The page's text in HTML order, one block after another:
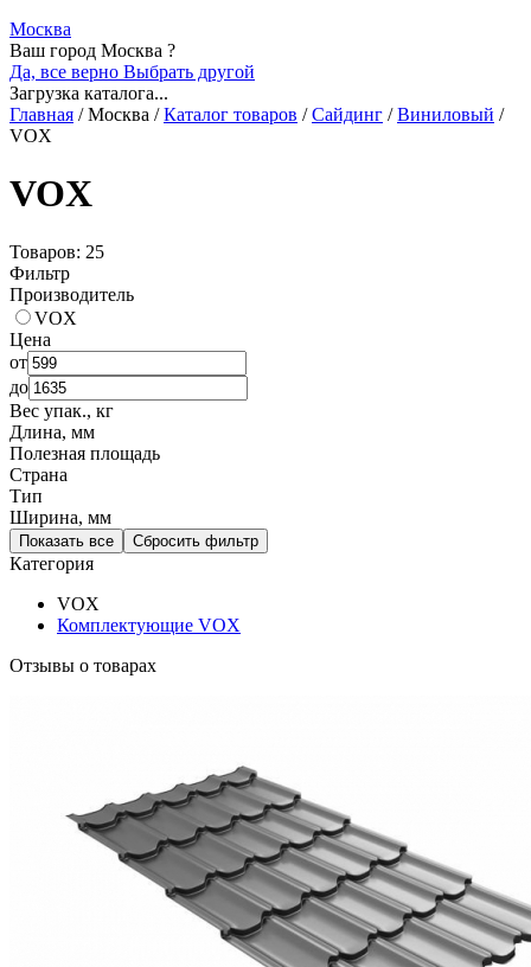
Москва
Ваш город Москва ?
Да, все верно Выбрать другой
Загрузка каталога...
Главная /Москва / Каталог товаров / Сайдинг / Виниловый /
VOX
VOX
Товаров: 25
Фильтр
Производитель
VOX
Цена
от
до
Вес упак., кг
Длина, мм
Полезная площадь
Страна
Тип
Ширина, мм
Показать все Сбросить фильтр
Категория
VOX
Комплектующие VOX
Отзывы о товарах